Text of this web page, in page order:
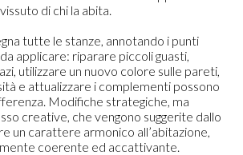
di chi la abita.
tutte le stanze, annotando i punti
applicare: riparare piccoli guasti,
utilizzare un nuovo colore sulle pareti,
e attualizzare i complementi possono
Modifiche strategiche, ma
creative, che vengono suggerite dallo
un carattere armonico all’abitazione,
coerente ed accattivante.